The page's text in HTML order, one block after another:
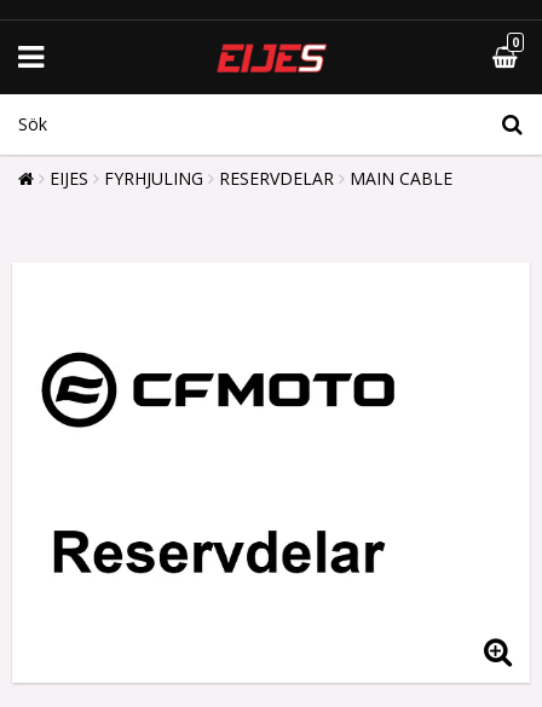
0
EIJES FYRHJULING RESERVDELAR MAIN CABLE